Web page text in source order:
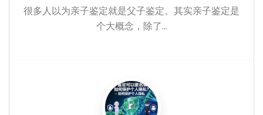
很多人以为亲子鉴定就是父子鉴定。其实亲子鉴定是
个大概念，除了...